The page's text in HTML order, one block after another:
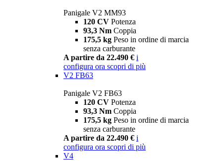
Panigale V2 MM93
120 CV Potenza
93,3 Nm Coppia
175,5 kg Peso in ordine di marcia
senza carburante
A partire da 22.490 € i
configura ora scopri di più
V2 FB63
Panigale V2 FB63
120 CV Potenza
93,3 Nm Coppia
175,5 kg Peso in ordine di marcia
senza carburante
A partire da 22.490 € i
configura ora scopri di più
V4